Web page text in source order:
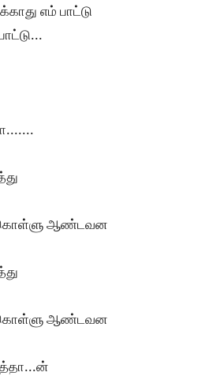
எம் பாட்டு
கொள்ளு ஆண்டவன
கொள்ளு ஆண்டவன